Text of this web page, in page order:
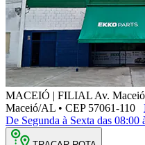
MACEIÓ | FILIAL Av.
Maceió/AL • CEP 57061-110
De Segunda à Sexta das 08:00